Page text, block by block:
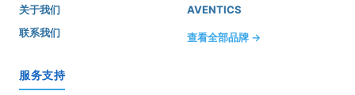
关于我们
联系我们
AVENTICS
查看全部品牌 →
服务支持